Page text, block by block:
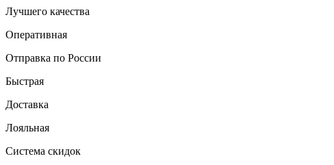
Лучшего качества
Оперативная
Отправка по России
Быстрая
Доставка
Лояльная
Система скидок